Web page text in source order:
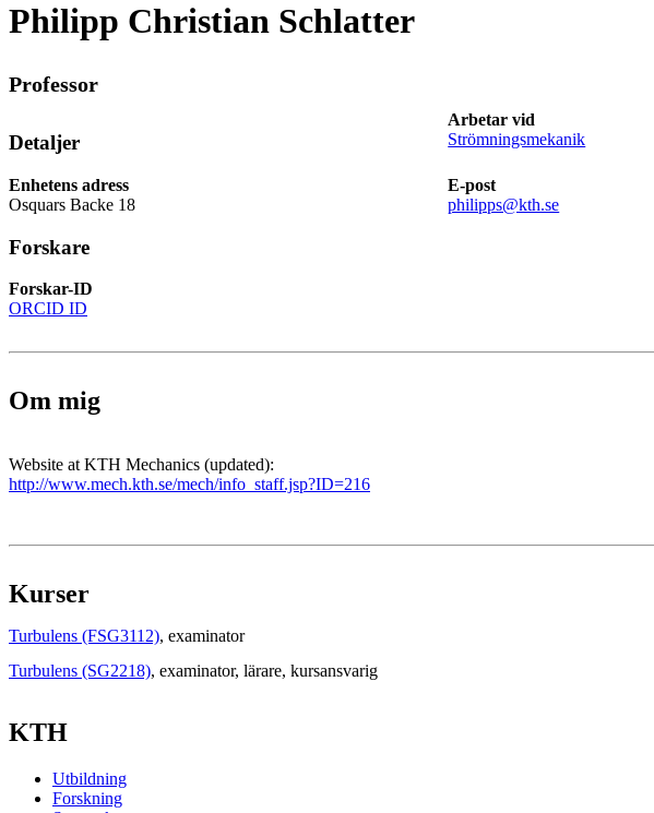
Philipp Christian Schlatter
Professor
Detaljer
Arbetar vid
Strömningsmekanik
Enhetens adress
Osquars Backe 18
E-post
philipps@kth.se
Forskare
Forskar-ID
ORCID ID
Om mig
Website at KTH Mechanics (updated):
http://www.mech.kth.se/mech/info_staff.jsp?ID=216
Kurser
Turbulens (FSG3112), examinator
Turbulens (SG2218), examinator, lärare, kursansvarig
KTH
Utbildning
Forskning